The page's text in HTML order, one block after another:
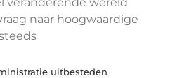
naar hoogwaardige
uitbesteden